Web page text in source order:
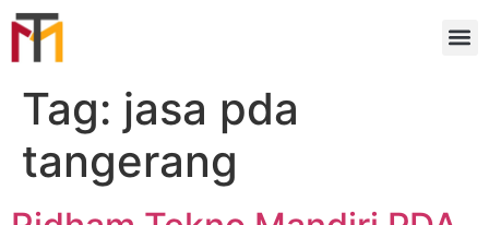
Tag: jasa pda
tangerang